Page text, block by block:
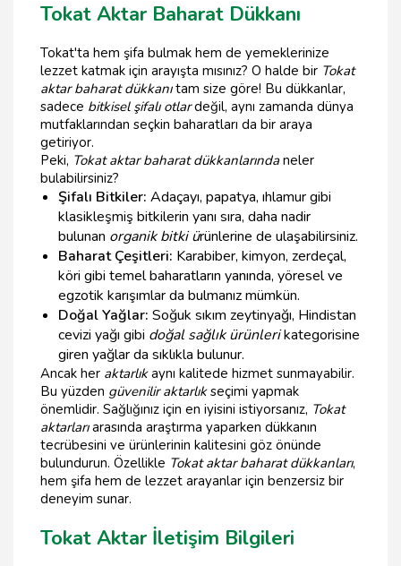
Tokat Aktar Baharat Dükkanı
Tokat'ta hem şifa bulmak hem de yemeklerinize
lezzet katmak için arayışta mısınız? O halde bir Tokat
aktar baharat dükkanıtam size göre! Bu dükkanlar,
sadece bitkisel şifalı otlardeğil, aynı zamanda dünya
mutfaklarından seçkin baharatları da bir araya
getiriyor.
Peki, Tokat aktar baharat dükkanlarındaneler
bulabilirsiniz?
Şifalı Bitkiler: Adaçayı, papatya, ıhlamur gibi
klasikleşmiş bitkilerin yanı sıra, daha nadir
bulunan organik bitki ürünlerine de ulaşabilirsiniz.
Baharat Çeşitleri: Karabiber, kimyon, zerdeçal,
köri gibi temel baharatların yanında, yöresel ve
egzotik karışımlar da bulmanız mümkün.
Doğal Yağlar: Soğuk sıkım zeytinyağı, Hindistan
cevizi yağı gibi doğal sağlık ürünlerikategorisine
giren yağlar da sıklıkla bulunur.
Ancak her aktarlıkaynı kalitede hizmet sunmayabilir.
Bu yüzden güvenilir aktarlıkseçimi yapmak
önemlidir. Sağlığınız için en iyisini istiyorsanız, Tokat
aktarlarıarasında araştırma yaparken dükkanın
tecrübesini ve ürünlerinin kalitesini göz önünde
bulundurun. Özellikle Tokat aktar baharat dükkanları,
hem şifa hem de lezzet arayanlar için benzersiz bir
deneyim sunar.
Tokat Aktar İletişim Bilgileri